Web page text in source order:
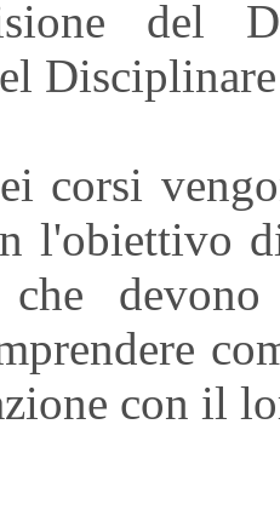
del
corsi
l'obiettivo
che
con il